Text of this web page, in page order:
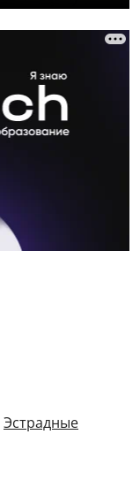
Эстрадные